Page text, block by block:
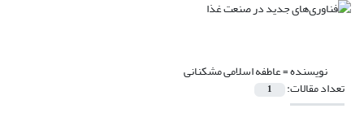
نویسنده =عاطفه اسلامی مشکنانی
تعداد مقالات: 1